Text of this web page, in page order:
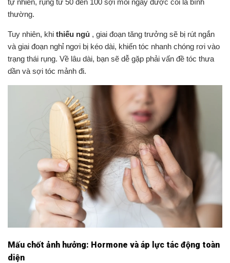
thường.
Tuy nhiên, khi thiếu ngủ , giai đoạn tăng trưởng sẽ bị rút ngắn
và giai đoạn nghỉ ngơi bị kéo dài, khiến tóc nhanh chóng rơi vào
trạng thái rụng. Về lâu dài, bạn sẽ dễ gặp phải vấn đề tóc thưa
dần và sợi tóc mảnh đi.
Mấu chốt ảnh hưởng: Hormone và áp lực tác động toàn
diện